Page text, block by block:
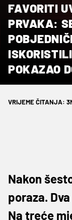
FAVORITI
PRVAKA:
POKAZAO
VRIJEME ČITANJA:
Nakon
poraza.
Na treće